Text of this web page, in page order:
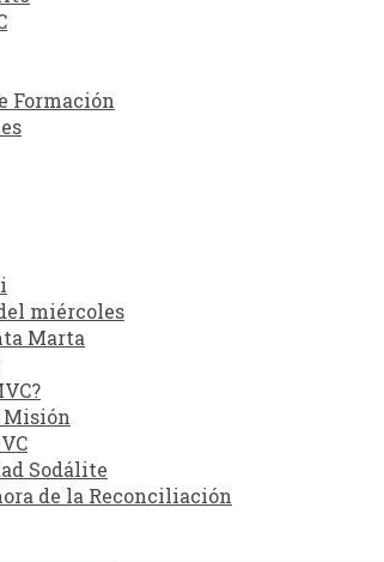
Formación
miércoles
Marta
Sodálite
de la Reconciliación